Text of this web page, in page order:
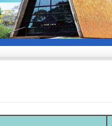
延長至10月14日早鳥優